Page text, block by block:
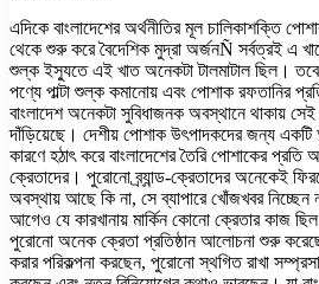
এদিকে বাংলাদেশের অর্থনীতির মূল চালিকাশক্তি
থেকে শুরু করে বৈদেশিক মুদ্রা অর্জনÑ সর্বত্রই এ
শুল্ক ইস্যুতে এই খাত অনেকটা টালমাটাল ছিল। তবে,
পণ্যে পাল্টা শুল্ক কমানোয় এবং পোশাক রফতানির
বাংলাদেশ অনেকটা সুবিধাজনক অবস্থানে থাকায়
দাঁড়িয়েছে। দেশীয় পোশাক উৎপাদকদের জন্য
কারণে হঠাৎ করে বাংলাদেশের তৈরি পোশাকের প্রতি
ক্রেতাদের। পুরোনো ব্র্যান্ড-ক্রেতাদের অনেকেই
অবস্থায় আছে কি না, সে ব্যাপারে খোঁজখবর
আগেও যে কারখানায় মার্কিন কোনো ক্রেতার কাজ
পুরোনো অনেক ক্রেতা প্রতিষ্ঠান আলোচনা শুরু
করার পরিকল্পনা করছেন, পুরোনো স্থগিত রাখা